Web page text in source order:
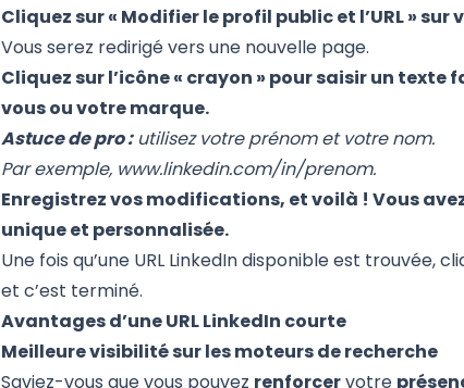
Cliquez sur « Modifier le profil public et l’URL » sur
Vous serez redirigé vers une nouvelle page.
Cliquez sur l’icône « crayon » pour saisir un
vous ou votre marque.
Astuce de pro : utilisez votre prénom et votre nom.
Par exemple, www.linkedin.com/in/prenom.
Enregistrez vos modifications, et voilà ! Vous
unique et personnalisée.
Une fois qu’une URL LinkedIn disponible est trouvée,
et c’est terminé.
Avantages d’une URL LinkedIn courte
Meilleure visibilité sur les moteurs de recherche
Saviez-vous que vous pouvez renforcervotre